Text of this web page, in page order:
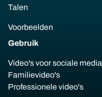
Talen
Voorbeelden
Gebruik
Video's voor sociale media
Familievideo's
Professionele video's